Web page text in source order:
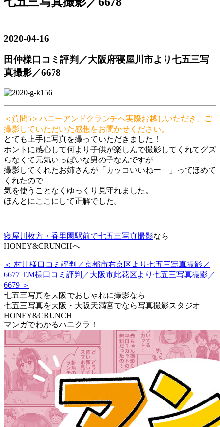
2020-04-16
田仲様口コミ評判／大阪府寝屋川市より七五三写
真撮影／6678
＜質問5＞ハニーアンドクランチへ実際お越しいただき、ご
撮影していただいた感想をお聞かせください。
とても上手に写真を撮っていただきました！
ホントに感心して何より子供が楽しんで撮影してくれてグズ
らなくて元気いっぱいな男の子なんですが
撮影してくれたお姉さんが「カッコいいねー！」ってほめて
くれたので
気を使うことなくゆっくり見守れました。
ほんとにここにして正解でした。
寝屋川枚方・香里園駅前で七五三写真撮影なら
HONEY&CRUNCHへ
＜ 村川様口コミ評判／京都市右京区より七五三写真撮影／
6677 T.M様口コミ評判／大阪市此花区より七五三写真撮影／
6679 ＞
七五三写真を大阪でおしゃれに撮影なら
七五三写真を大阪・大阪天満宮でなら写真撮影スタジオ
HONEY&CRUNCH
マンガでわかるハニクラ！